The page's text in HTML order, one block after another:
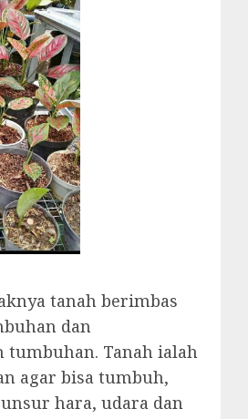
tanah berimbas
dan
tumbuhan. Tanah ialah
agar bisa tumbuh,
hara, udara dan